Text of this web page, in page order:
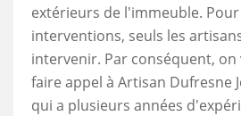
extérieurs de l'immeuble.
interventions, seuls les
intervenir. Par conséquent,
faire appel à Artisan Dufresne
qui a plusieurs années